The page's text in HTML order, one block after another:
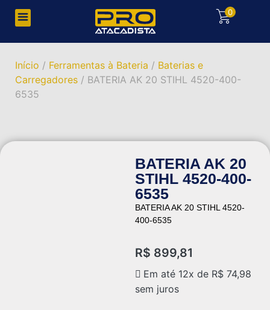
0
Início / Ferramentas à Bateria / Baterias e
Carregadores / BATERIA AK 20 STIHL 4520-400-
6535
BATERIA AK 20
STIHL 4520-400-
6535
BATERIA AK 20 STIHL 4520-
400-6535
R$ 899,81
Em até 12x de R$ 74,98
sem juros